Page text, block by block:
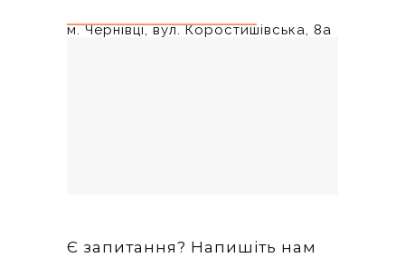
м. Чернівці, вул. Коростишівська, 8а
Є запитання? Напишіть нам